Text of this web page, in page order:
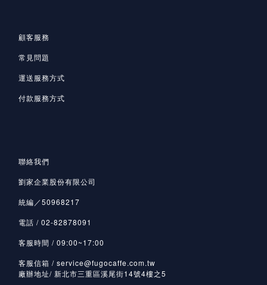
顧客服務
常見問題
運送服務方式
付款服務方式
聯絡我們
劉家企業股份有限公司
統編／50968217
電話 / 02-82878091
客服時間 / 09:00~17:00
客服信箱 / service@fugocaffe.com.tw
廠辦地址/ 新北市三重區溪尾街14號4樓之5